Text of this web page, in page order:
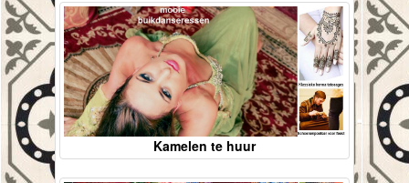
Kamelen te huur